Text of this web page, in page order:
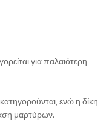
για παλαιότερη
ενώ η δίκη
μαρτύρων.